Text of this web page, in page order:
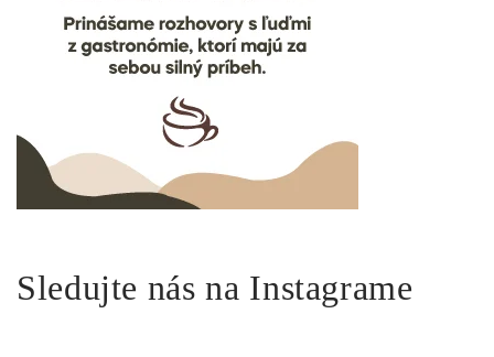
Sledujte nás na Instagrame